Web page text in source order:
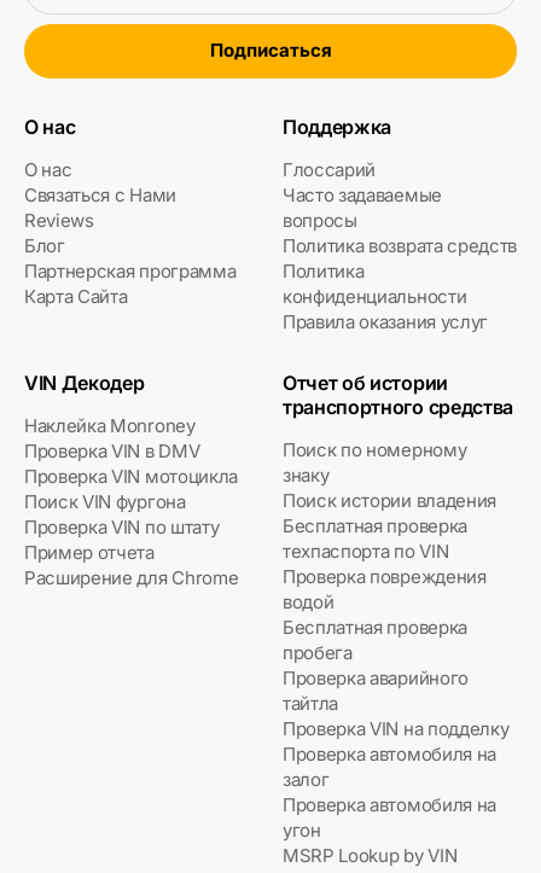
Подписаться
О нас
О нас
Связаться с Нами
Reviews
Блог
Партнерская программа
Карта Сайта
Поддержка
Глоссарий
Часто задаваемые
вопросы
Политика возврата средств
Политика
конфиденциальности
Правила оказания услуг
VIN Декодер
Наклейка Monroney
Проверка VIN в DMV
Проверка VIN мотоцикла
Поиск VIN фургона
Проверка VIN по штату
Пример отчета
Расширение для Chrome
Отчет об истории
транспортного средства
Поиск по номерному
знаку
Поиск истории владения
Бесплатная проверка
техпаспорта по VIN
Проверка повреждения
водой
Бесплатная проверка
пробега
Проверка аварийного
тайтла
Проверка VIN на подделку
Проверка автомобиля на
залог
Проверка автомобиля на
угон
MSRP Lookup by VIN